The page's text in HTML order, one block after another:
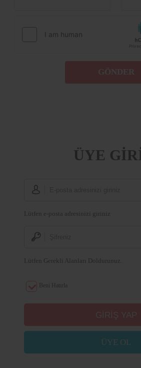
ÜYE
Lütfen e-posta adresinizi giriniz
Lütfen Gerekli Alanları Doldurunuz.
Beni Hatırla
ÜYE OL